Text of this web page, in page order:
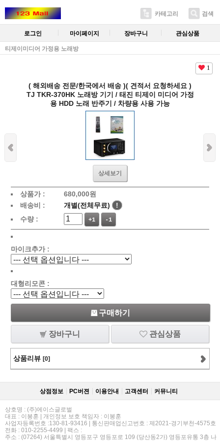
카테고리 검색
로그인 마이페이지 장바구니 관심상품
티제이미디어 가정용 노래방
1
( 해외배송 전문/한국에서 배송 )( 견적서 요청하세요 )
TJ TKR-370HK 노래방 기기 / 태진 티제이 미디어 가정
용 HDD 노래 반주기 / 차량용 사용 가능
상세보기
상품가 :
680,000원
배송비 :
개별(전체무료)
!
수량 :
+1 -1
마이크추가 :
대형리모콘 :
구매하기
장바구니 관심상품
상품리뷰 [0]
상점정보 PC버젼 이용안내 고객센터 커뮤니티
상호명 : (주)에이스글로벌
대표 : 이봉훈 | 개인정보 보호 책임자 : 이봉훈
사업자등록번호 :130-81-93416 | 통신판매업신고번호 : 제2021-경기부천-4575호
전화 : 010-2255-4499 | 팩스 :
주소 : (07264) 서울특별시 영등포구 영등포로 109 (당산동2가) 영등포유통 3층 나